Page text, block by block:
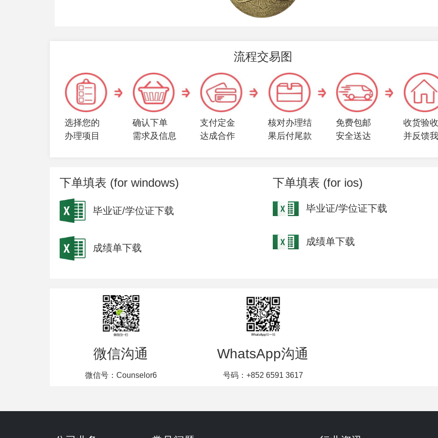
流程交易图
选择您的
办理项目
确认下单
需求及信息
支付定金
达成合作
核对办理结
果后付尾款
免费包邮
安全送达
收货验
并反馈
下单填表 (for windows)
毕业证/学位证下载
成绩单下载
下单填表 (for ios)
毕业证/学位证下载
成绩单下载
微信沟通
微信号：Counselor6
WhatsApp沟通
号码：+852 6591 3617